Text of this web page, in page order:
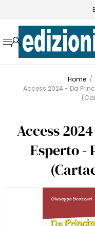
Home /
Access 2024 - Da
Access
Esperto -